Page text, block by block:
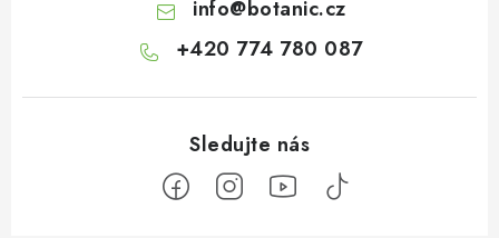
info@botanic.cz
+420 774 780 087